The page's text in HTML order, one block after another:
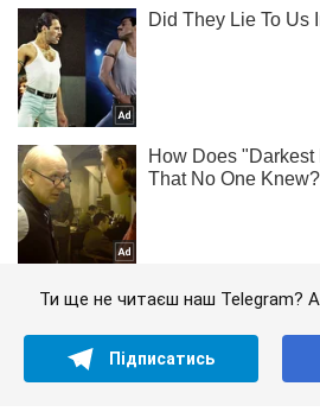
Ти ще не читаєш наш Telegram?
Підписатись